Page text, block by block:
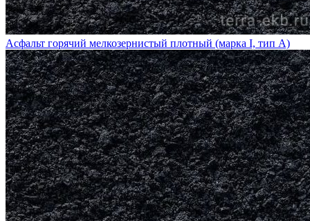
Асфальт горячий мелкозернистый плотный (марка I, тип А)